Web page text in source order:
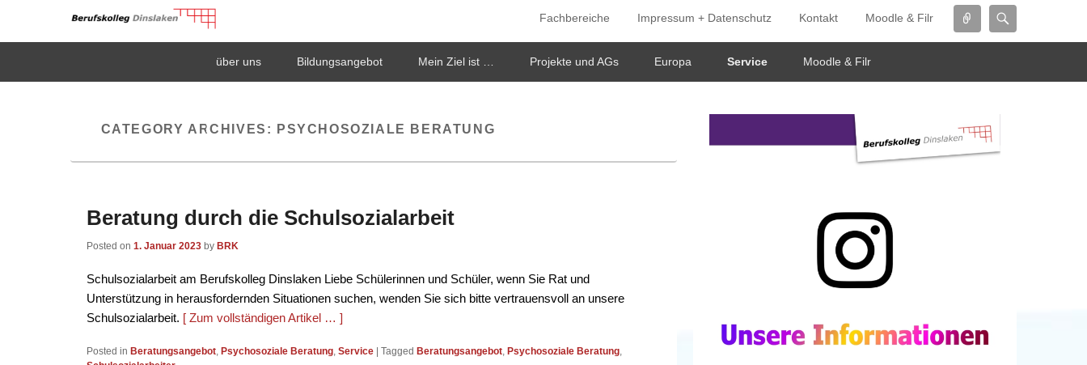
Connect
Fachbereiche Impressum + Datenschutz Kontakt Moodle & Filr
Berufskolleg Dinslaken
Schule der Sekundarstufe II des Kreises Wesel
über uns Bildungsangebot Mein Ziel ist … Projekte und AGs Europa Service Moodle & Filr
CATEGORY ARCHIVES: PSYCHOSOZIALE BERATUNG
Beratung durch die Schulsozialarbeit
Posted on 1. Januar 2023 by BRK
Schulsozialarbeit am Berufskolleg Dinslaken Liebe Schülerinnen und Schüler, wenn Sie Rat und
Unterstützung in herausfordernden Situationen suchen, wenden Sie sich bitte vertrauensvoll an unsere
Schulsozialarbeit. [ Zum vollständigen Artikel … ]
Posted in Beratungsangebot Psychosoziale Beratung Service | Tagged Beratungsangebot Psychosoziale Beratung